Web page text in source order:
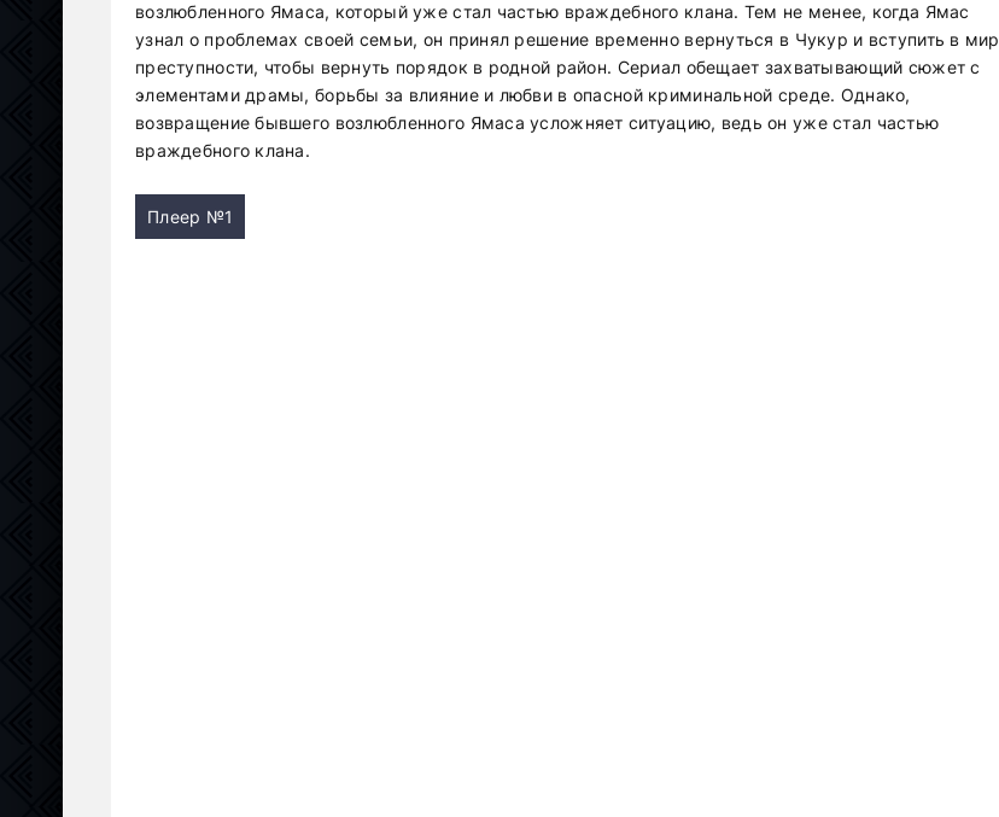
возлюбленного Ямаcа, который уже стал частью враждебного клана. Тем не менее, когда Ямаc
узнал о проблемах своей семьи, он принял решение временно вернуться в Чукур и вступить в мир
преступности, чтобы вернуть порядок в родной район. Сериал обещает захватывающий сюжет с
элементами драмы, борьбы за влияние и любви в опасной криминальной среде. Однако,
возвращение бывшего возлюбленного Ямаcа усложняет ситуацию, ведь он уже стал частью
враждебного клана.
Плеер №1